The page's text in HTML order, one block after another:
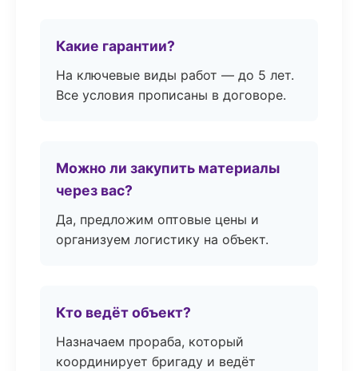
Какие гарантии?
На ключевые виды работ — до 5 лет.
Все условия прописаны в договоре.
Можно ли закупить материалы
через вас?
Да, предложим оптовые цены и
организуем логистику на объект.
Кто ведёт объект?
Назначаем прораба, который
координирует бригаду и ведёт